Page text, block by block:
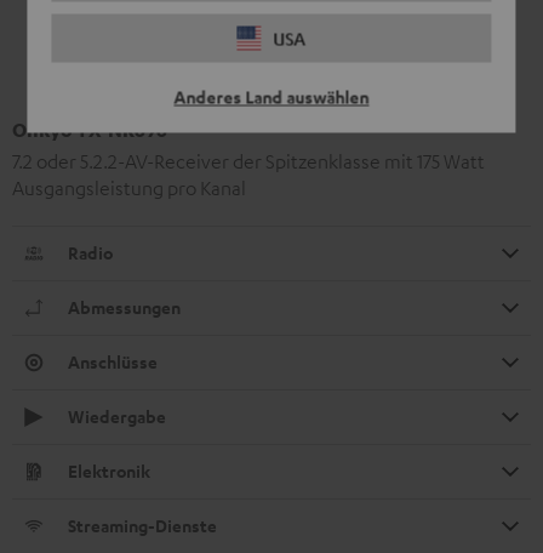
USA
Anderes Land auswählen
Onkyo TX-NR696
7.2 oder 5.2.2-AV-Receiver der Spitzenklasse mit 175 Watt
Ausgangsleistung pro Kanal
Radio
Abmessungen
Anschlüsse
Wiedergabe
Elektronik
Streaming-Dienste